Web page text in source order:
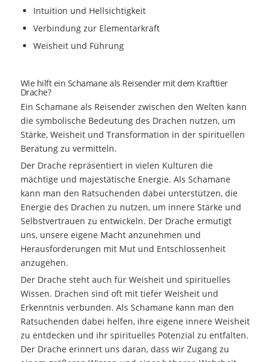
Intuition und Hellsichtigkeit
Verbindung zur Elementarkraft
Weisheit und Führung
Wie hilft ein Schamane als Reisender mit dem Krafttier
Drache?
Ein Schamane als Reisender zwischen den Welten kann
die symbolische Bedeutung des Drachen nutzen, um
Stärke, Weisheit und Transformation in der spirituellen
Beratung zu vermitteln.
Der Drache repräsentiert in vielen Kulturen die
mächtige und majestätische Energie. Als Schamane
kann man den Ratsuchenden dabei unterstützen, die
Energie des Drachen zu nutzen, um innere Stärke und
Selbstvertrauen zu entwickeln. Der Drache ermutigt
uns, unsere eigene Macht anzunehmen und
Herausforderungen mit Mut und Entschlossenheit
anzugehen.
Der Drache steht auch für Weisheit und spirituelles
Wissen. Drachen sind oft mit tiefer Weisheit und
Erkenntnis verbunden. Als Schamane kann man den
Ratsuchenden dabei helfen, ihre eigene innere Weisheit
zu entdecken und ihr spirituelles Potenzial zu entfalten.
Der Drache erinnert uns daran, dass wir Zugang zu